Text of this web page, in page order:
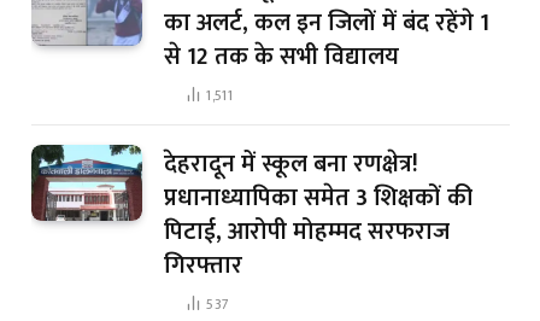
का अलर्ट, कल इन जिलों में बंद रहेंगे 1
से 12 तक के सभी विद्यालय
1,511
देहरादून में स्कूल बना रणक्षेत्र!
प्रधानाध्यापिका समेत 3 शिक्षकों की
पिटाई, आरोपी मोहम्मद सरफराज
गिरफ्तार
537